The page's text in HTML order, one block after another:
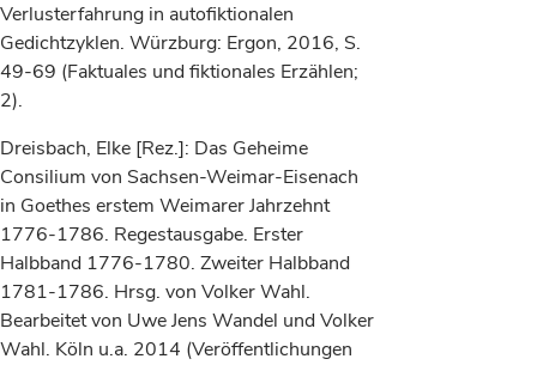
Verlusterfahrung in autofiktionalen
Gedichtzyklen. Würzburg: Ergon, 2016, S.
49-69 (Faktuales und fiktionales Erzählen;
2).
Dreisbach, Elke [Rez.]: Das Geheime
Consilium von Sachsen-Weimar-Eisenach
in Goethes erstem Weimarer Jahrzehnt
1776-1786. Regestausgabe. Erster
Halbband 1776-1780. Zweiter Halbband
1781-1786. Hrsg. von Volker Wahl.
Bearbeitet von Uwe Jens Wandel und Volker
Wahl. Köln u.a. 2014 (Veröffentlichungen